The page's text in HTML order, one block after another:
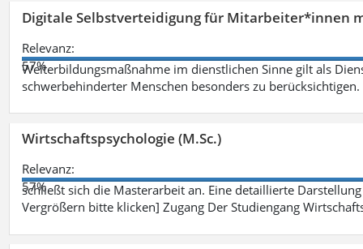
Digitale Selbstverteidigung für Mitarbeiter*innen
Relevanz:
57%
Weiterbildungsmaßnahme im dienstlichen Sinne gilt als
schwerbehinderter Menschen besonders zu berücksichtigen.
Wirtschaftspsychologie (M.Sc.)
Relevanz:
57%
schließt sich die Masterarbeit an. Eine detaillierte
Vergrößern bitte klicken] Zugang Der Studiengang